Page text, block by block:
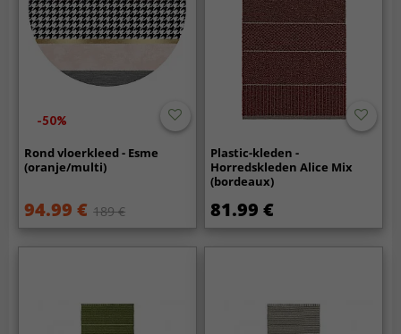
-50%
Rond vloerkleed - Esme
(oranje/multi)
94.99 € 189 €
Plastic-kleden -
Horredskleden Alice Mix
(bordeaux)
81.99 €